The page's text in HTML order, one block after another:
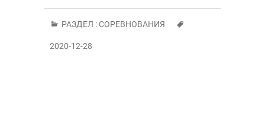
РАЗДЕЛ :СОРЕВНОВАНИЯ
2020-12-28